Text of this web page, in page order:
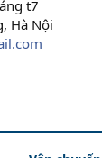
t7
Hà Nội